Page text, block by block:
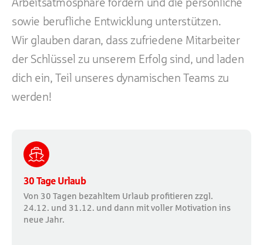
sowie berufliche Entwicklung unterstützen.
Wir glauben daran, dass zufriedene Mitarbeiter
der Schlüssel zu unserem Erfolg sind, und laden
dich ein, Teil unseres dynamischen Teams zu
werden!
30 Tage Urlaub
Von 30 Tagen bezahltem Urlaub profitieren zzgl.
24.12. und 31.12. und dann mit voller Motivation ins
neue Jahr.